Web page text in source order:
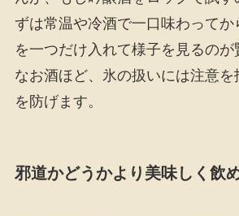
ずは常温や冷酒で一口味わってか
を一つだけ入れて様子を見るの
なお酒ほど、氷の扱いには注意を
を防げます。
邪道かどうかより美味しく飲